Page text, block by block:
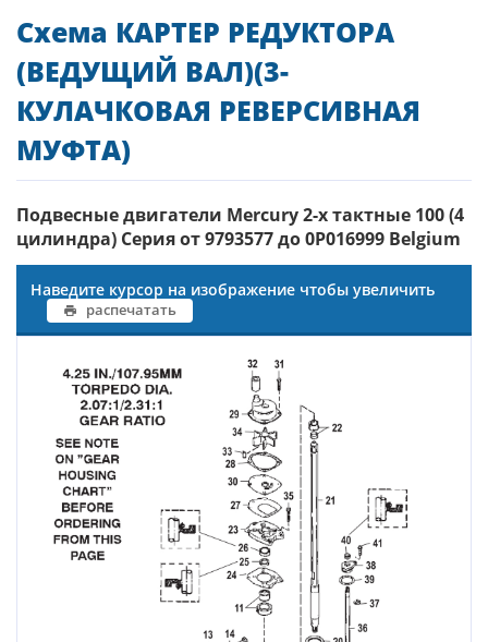
Cхема КАРТЕР РЕДУКТОРА
(ВЕДУЩИЙ ВАЛ)(3-
КУЛАЧКОВАЯ РЕВЕРСИВНАЯ
МУФТА)
Подвесные двигатели Mercury 2-х тактные 100 (4
цилиндра) Серия от 9793577 до 0P016999 Belgium
Наведите курсор на изображение чтобы увеличить
распечатать